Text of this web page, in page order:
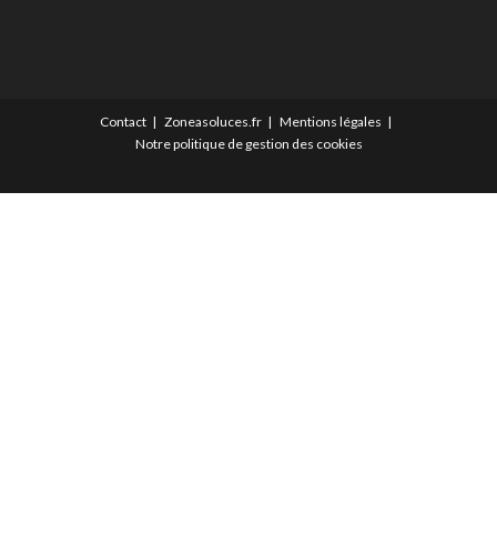
Contact Zoneasoluces.fr
Mentions légales
Notre politique de gestion des cookies